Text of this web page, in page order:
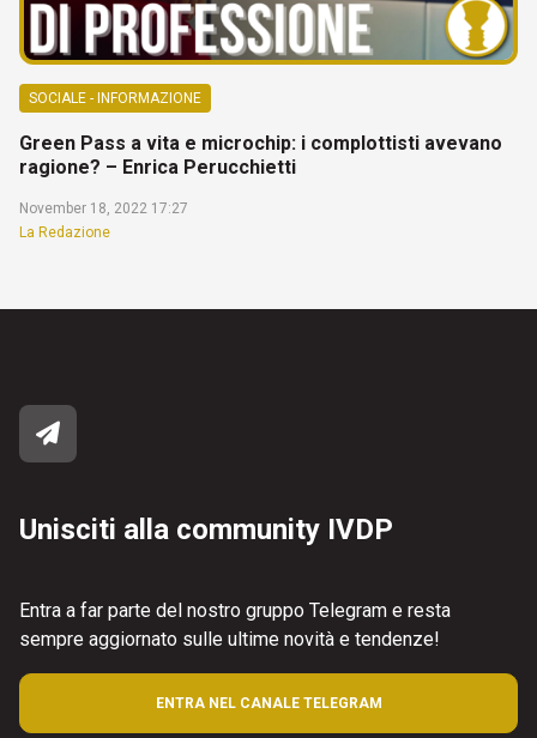
SOCIALE - INFORMAZIONE
Green Pass a vita e microchip: i complottisti avevano
ragione? – Enrica Perucchietti
November 18, 2022 17:27
La Redazione
Unisciti alla community IVDP
Entra a far parte del nostro gruppo Telegram e resta
sempre aggiornato sulle ultime novità e tendenze!
ENTRA NEL CANALE TELEGRAM